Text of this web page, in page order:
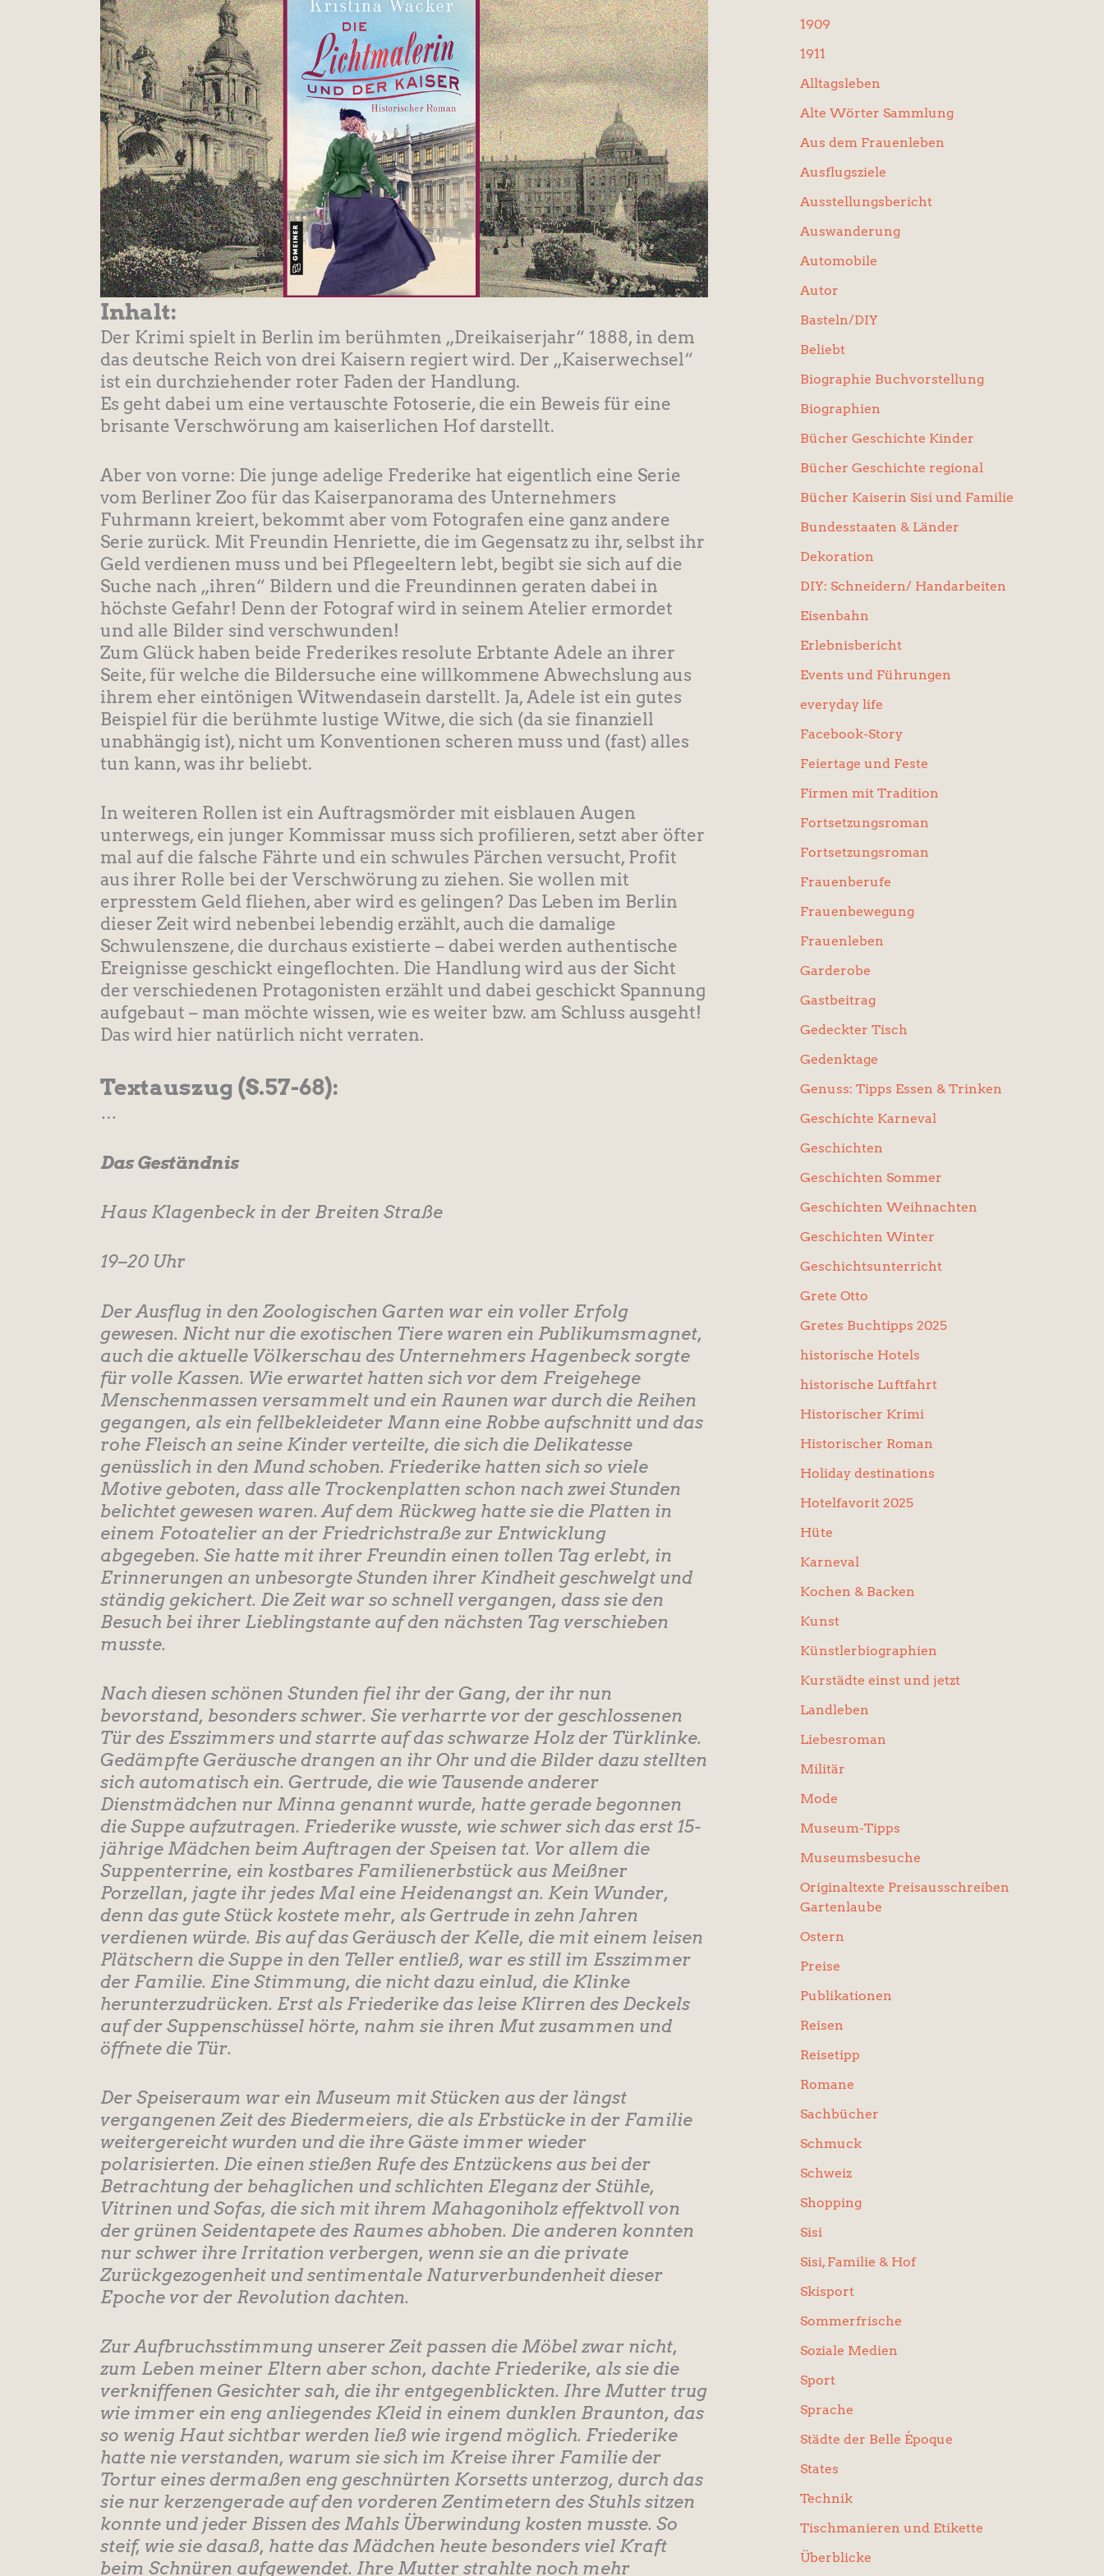
Inhalt:
Der Krimi spielt in Berlin im berühmten „Dreikaiserjahr“ 1888, in dem
das deutsche Reich von drei Kaisern regiert wird. Der „Kaiserwechsel“
ist ein durchziehender roter Faden der Handlung.
Es geht dabei um eine vertauschte Fotoserie, die ein Beweis für eine
brisante Verschwörung am kaiserlichen Hof darstellt.
Aber von vorne: Die junge adelige Frederike hat eigentlich eine Serie
vom Berliner Zoo für das Kaiserpanorama des Unternehmers
Fuhrmann kreiert, bekommt aber vom Fotografen eine ganz andere
Serie zurück. Mit Freundin Henriette, die im Gegensatz zu ihr, selbst ihr
Geld verdienen muss und bei Pflegeeltern lebt, begibt sie sich auf die
Suche nach „ihren“ Bildern und die Freundinnen geraten dabei in
höchste Gefahr! Denn der Fotograf wird in seinem Atelier ermordet
und alle Bilder sind verschwunden!
Zum Glück haben beide Frederikes resolute Erbtante Adele an ihrer
Seite, für welche die Bildersuche eine willkommene Abwechslung aus
ihrem eher eintönigen Witwendasein darstellt. Ja, Adele ist ein gutes
Beispiel für die berühmte lustige Witwe, die sich (da sie finanziell
unabhängig ist), nicht um Konventionen scheren muss und (fast) alles
tun kann, was ihr beliebt.
In weiteren Rollen ist ein Auftragsmörder mit eisblauen Augen
unterwegs, ein junger Kommissar muss sich profilieren, setzt aber öfter
mal auf die falsche Fährte und ein schwules Pärchen versucht, Profit
aus ihrer Rolle bei der Verschwörung zu ziehen. Sie wollen mit
erpresstem Geld fliehen, aber wird es gelingen? Das Leben im Berlin
dieser Zeit wird nebenbei lebendig erzählt, auch die damalige
Schwulenszene, die durchaus existierte – dabei werden authentische
Ereignisse geschickt eingeflochten. Die Handlung wird aus der Sicht
der verschiedenen Protagonisten erzählt und dabei geschickt Spannung
aufgebaut – man möchte wissen, wie es weiter bzw. am Schluss ausgeht!
Das wird hier natürlich nicht verraten.
Textauszug (S.57-68):
…
Das Geständnis
Haus Klagenbeck in der Breiten Straße
19–20 Uhr
Der Ausflug in den Zoologischen Garten war ein voller Erfolg
gewesen. Nicht nur die exotischen Tiere waren ein Publikumsmagnet,
auch die aktuelle Völkerschau des Unternehmers Hagenbeck sorgte
für volle Kassen. Wie erwartet hatten sich vor dem Freigehege
Menschenmassen versammelt und ein Raunen war durch die Reihen
gegangen, als ein fellbekleideter Mann eine Robbe aufschnitt und das
rohe Fleisch an seine Kinder verteilte, die sich die Delikatesse
genüsslich in den Mund schoben. Friederike hatten sich so viele
Motive geboten, dass alle Trockenplatten schon nach zwei Stunden
belichtet gewesen waren. Auf dem Rückweg hatte sie die Platten in
einem Fotoatelier an der Friedrichstraße zur Entwicklung
abgegeben. Sie hatte mit ihrer Freundin einen tollen Tag erlebt, in
Erinnerungen an unbesorgte Stunden ihrer Kindheit geschwelgt und
ständig gekichert. Die Zeit war so schnell vergangen, dass sie den
Besuch bei ihrer Lieblingstante auf den nächsten Tag verschieben
musste.
Nach diesen schönen Stunden fiel ihr der Gang, der ihr nun
bevorstand, besonders schwer. Sie verharrte vor der geschlossenen
Tür des Esszimmers und starrte auf das schwarze Holz der Türklinke.
Gedämpfte Geräusche drangen an ihr Ohr und die Bilder dazu stellten
sich automatisch ein. Gertrude, die wie Tausende anderer
Dienstmädchen nur Minna genannt wurde, hatte gerade begonnen
die Suppe aufzutragen. Friederike wusste, wie schwer sich das erst 15-
jährige Mädchen beim Auftragen der Speisen tat. Vor allem die
Suppenterrine, ein kostbares Familienerbstück aus Meißner
Porzellan, jagte ihr jedes Mal eine Heidenangst an. Kein Wunder,
denn das gute Stück kostete mehr, als Gertrude in zehn Jahren
verdienen würde. Bis auf das Geräusch der Kelle, die mit einem leisen
Plätschern die Suppe in den Teller entließ, war es still im Esszimmer
der Familie. Eine Stimmung, die nicht dazu einlud, die Klinke
herunterzudrücken. Erst als Friederike das leise Klirren des Deckels
auf der Suppenschüssel hörte, nahm sie ihren Mut zusammen und
öffnete die Tür.
Der Speiseraum war ein Museum mit Stücken aus der längst
vergangenen Zeit des Biedermeiers, die als Erbstücke in der Familie
weitergereicht wurden und die ihre Gäste immer wieder
polarisierten. Die einen stießen Rufe des Entzückens aus bei der
Betrachtung der behaglichen und schlichten Eleganz der Stühle,
Vitrinen und Sofas, die sich mit ihrem Mahagoniholz effektvoll von
der grünen Seidentapete des Raumes abhoben. Die anderen konnten
nur schwer ihre Irritation verbergen, wenn sie an die private
Zurückgezogenheit und sentimentale Naturverbundenheit dieser
Epoche vor der Revolution dachten.
Zur Aufbruchsstimmung unserer Zeit passen die Möbel zwar nicht,
zum Leben meiner Eltern aber schon, dachte Friederike, als sie die
verkniffenen Gesichter sah, die ihr entgegenblickten. Ihre Mutter trug
wie immer ein eng anliegendes Kleid in einem dunklen Braunton, das
so wenig Haut sichtbar werden ließ wie irgend möglich. Friederike
hatte nie verstanden, warum sie sich im Kreise ihrer Familie der
Tortur eines dermaßen eng geschnürten Korsetts unterzog, durch das
sie nur kerzengerade auf den vorderen Zentimetern des Stuhls sitzen
konnte und jeder Bissen des Mahls Überwindung kosten musste. So
steif, wie sie dasaß, hatte das Mädchen heute besonders viel Kraft
beim Schnüren aufgewendet. Ihre Mutter strahlte noch mehr
1909
1911
Alltagsleben
Alte Wörter Sammlung
Aus dem Frauenleben
Ausflugsziele
Ausstellungsbericht
Auswanderung
Automobile
Autor
Basteln/DIY
Beliebt
Biographie Buchvorstellung
Biographien
Bücher Geschichte Kinder
Bücher Geschichte regional
Bücher Kaiserin Sisi und Familie
Bundesstaaten & Länder
Dekoration
DIY: Schneidern/ Handarbeiten
Eisenbahn
Erlebnisbericht
Events und Führungen
everyday life
Facebook-Story
Feiertage und Feste
Firmen mit Tradition
Fortsetzungsroman
Fortsetzungsroman
Frauenberufe
Frauenbewegung
Frauenleben
Garderobe
Gastbeitrag
Gedeckter Tisch
Gedenktage
Genuss: Tipps Essen & Trinken
Geschichte Karneval
Geschichten
Geschichten Sommer
Geschichten Weihnachten
Geschichten Winter
Geschichtsunterricht
Grete Otto
Gretes Buchtipps 2025
historische Hotels
historische Luftfahrt
Historischer Krimi
Historischer Roman
Holiday destinations
Hotelfavorit 2025
Hüte
Karneval
Kochen & Backen
Kunst
Künstlerbiographien
Kurstädte einst und jetzt
Landleben
Liebesroman
Militär
Mode
Museum-Tipps
Museumsbesuche
Originaltexte Preisausschreiben
Gartenlaube
Ostern
Preise
Publikationen
Reisen
Reisetipp
Romane
Sachbücher
Schmuck
Schweiz
Shopping
Sisi
Sisi, Familie & Hof
Skisport
Sommerfrische
Soziale Medien
Sport
Sprache
Städte der Belle Époque
States
Technik
Tischmanieren und Etikette
Überblicke